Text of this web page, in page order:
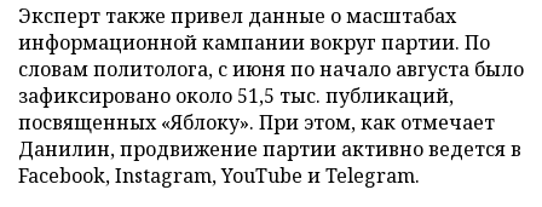
Эксперт также привел данные о масштабах
информационной кампании вокруг партии. По
словам политолога, с июня по начало августа было
зафиксировано около 51,5 тыс. публикаций,
посвященных «Яблоку». При этом, как отмечает
Данилин, продвижение партии активно ведется в
Facebook, Instagram, YouTube и Telegram.